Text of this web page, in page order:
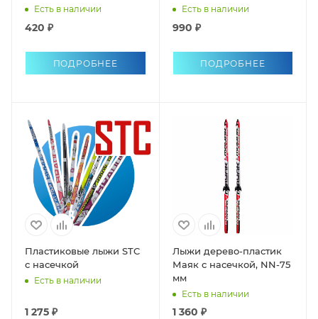
Есть в наличии
420 ₽
ПОДРОБНЕЕ
Есть в наличии
990 ₽
ПОДРОБНЕЕ
Пластиковые лыжи STC
с насечкой
Есть в наличии
1 275 ₽
Лыжи дерево-пластик
Маяк с насечкой, NN-75
мм
Есть в наличии
1 360 ₽